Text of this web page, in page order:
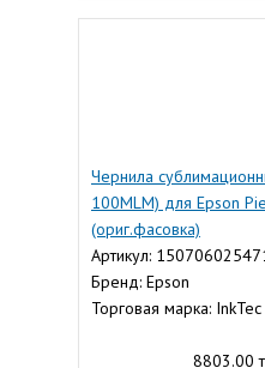
Чернила
100MLM) для Epson
(ориг.фасовка)
Артикул:
Бренд: Epson
Торговая марка: InkTec
8803.00